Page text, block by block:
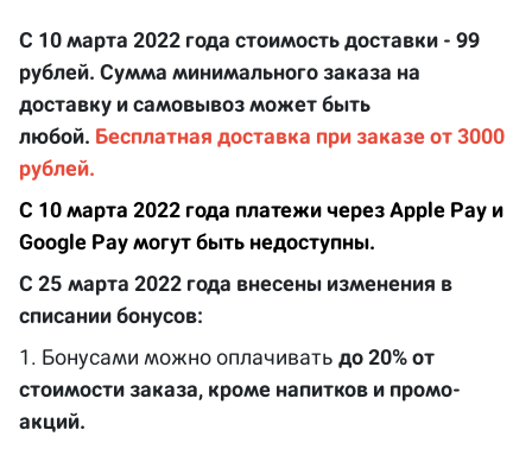
С 10 марта 2022 года стоимость доставки - 99
рублей. Сумма минимального заказа на
доставку и самовывоз может быть
любой. Бесплатная доставка при заказе от 3000
рублей.
С 10 марта 2022 года платежи через Apple Pay и
Google Pay могут быть недоступны.
С 25 марта 2022 года внесены изменения в
списании бонусов:
1. Бонусами можно оплачивать до 20% от
стоимости заказа, кроме напитков и промо-
акций.